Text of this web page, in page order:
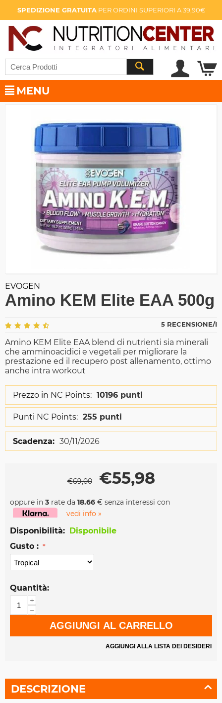
SPEDIZIONE GRATUITAPER ORDINI SUPERIORI A 39,90€
MENU
EVOGEN
Amino KEM Elite EAA 500g
5 RECENSIONE/I
Amino KEM Elite EAA blend di nutrienti sia minerali
che amminoacidici e vegetali per migliorare la
prestazione ed il recupero post allenamento, ottimo
anche intra workout
Prezzo in NC Points: 10196 punti
Punti NC Points: 255 punti
Scadenza: 30/11/2026
€69,00 €55,98
oppure in 3 rate da 18.66 € senza interessi con
vedi info »
Disponibilità:
Disponibile
Gusto :
Quantità:
+
−
AGGIUNGI AL CARRELLO
AGGIUNGI ALLA LISTA DEI DESIDERI
DESCRIZIONE